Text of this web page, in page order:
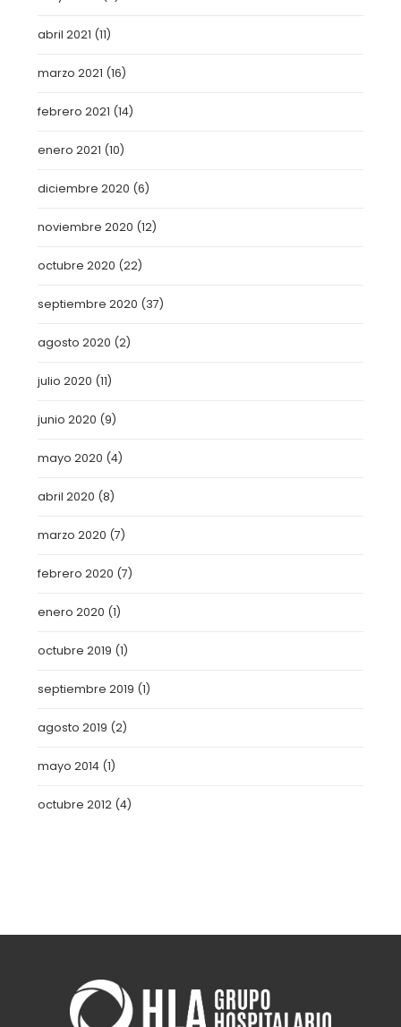
abril 2021 (11)
marzo 2021 (16)
febrero 2021 (14)
enero 2021 (10)
diciembre 2020 (6)
noviembre 2020 (12)
octubre 2020 (22)
septiembre 2020 (37)
agosto 2020 (2)
julio 2020 (11)
junio 2020 (9)
mayo 2020 (4)
abril 2020 (8)
marzo 2020 (7)
febrero 2020 (7)
enero 2020 (1)
octubre 2019 (1)
septiembre 2019 (1)
agosto 2019 (2)
mayo 2014 (1)
octubre 2012 (4)